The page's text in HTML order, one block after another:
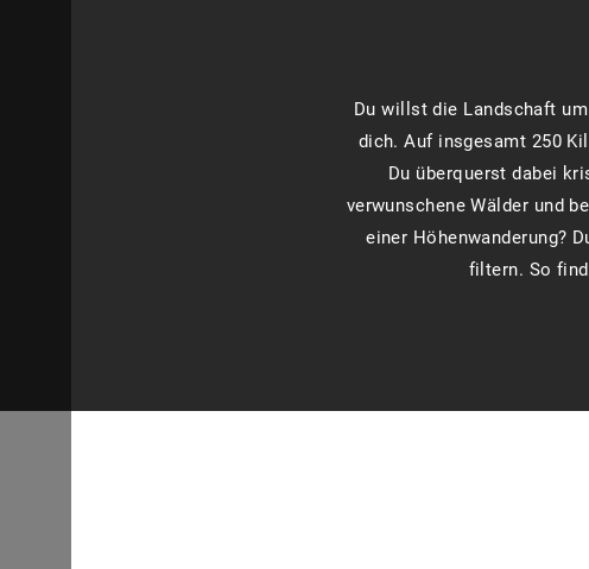
Du willst die Landschaft
dich. Auf insgesamt 250
Du überquerst dabei
verwunschene Wälder und
einer Höhenwanderung?
filtern. So